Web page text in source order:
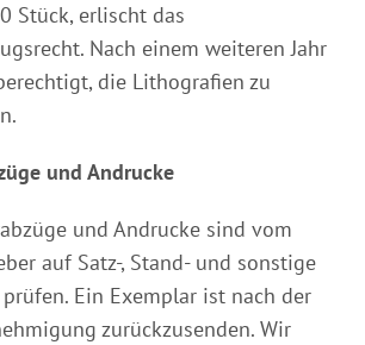
Stück, erlischt das
Nach einem weiteren Jahr
die Lithografien zu
und Andrucke
und Andrucke sind vom
auf Satz-, Stand- und sonstige
prüfen. Ein Exemplar ist nach der
zurückzusenden. Wir